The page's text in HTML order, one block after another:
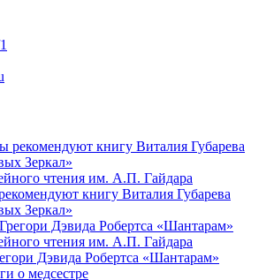
чтения им. А.П. Гайдара
книгу Виталия Губарева
Зеркал»
чтения им. А.П. Гайдара
Дэвида Робертса «Шантарам»